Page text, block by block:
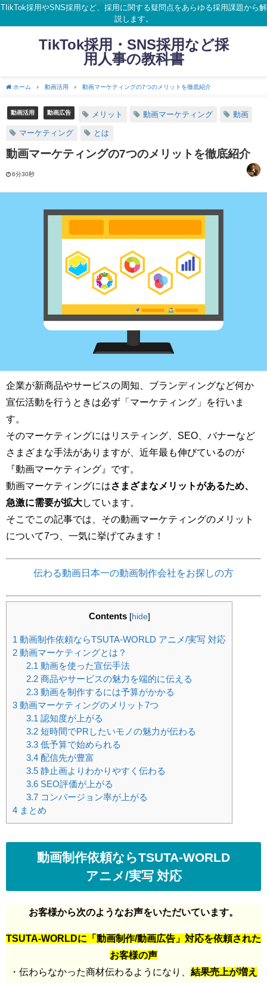
TIikTok採用やSNS採用など、採用に関する疑問点をあらゆる採用課題から解
説します。
TikTok採用・SNS採用など採
用人事の教科書
ホーム 動画活用 動画マーケティングの7つのメリットを徹底紹介
動画活用 動画広告 メリット 動画マーケティング 動画
マーケティング とは
動画マーケティングの7つのメリットを徹底紹介
6分30秒
企業が新商品やサービスの周知、ブランディングなど何か
宣伝活動を行うときは必ず「マーケティング」を行いま
す。
そのマーケティングにはリスティング、SEO、バナーなど
さまざまな手法がありますが、近年最も伸びているのが
『動画マーケティング』です。
動画マーケティングにはさまざまなメリットがあるため、
急激に需要が拡大しています。
そこでこの記事では、その動画マーケティングのメリット
について7つ、一気に挙げてみます！
伝わる動画日本一の動画制作会社をお探しの方
Contents [hide]
1 動画制作依頼ならTSUTA-WORLD アニメ/実写 対応
2 動画マーケティングとは？
2.1 動画を使った宣伝手法
2.2商品やサービスの魅力を端的に伝える
2.3動画を制作するには予算がかかる
3 動画マーケティングのメリット7つ
3.1 認知度が上がる
3.2短時間でPRしたいモノの魅力が伝わる
3.3低予算で始められる
3.4配信先が豊富
3.5静止画よりわかりやすく伝わる
3.6SEO評価が上がる
3.7コンバージョン率が上がる
4 まとめ
動画制作依頼ならTSUTA-WORLD
アニメ/実写 対応
お客様から次のようなお声をいただいています。
TSUTA-WORLDに「動画制作/動画広告」対応を依頼された
お客様の声
・伝わらなかった商材伝わるようになり、 結果売上が増え